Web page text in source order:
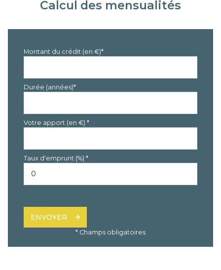
Calcul des mensualités
Montant du crédit (en €)*
Durée (années)*
Votre apport (en €) *
Taux d'emprunt (%) *
ENVOYER
* Champs obligatoires